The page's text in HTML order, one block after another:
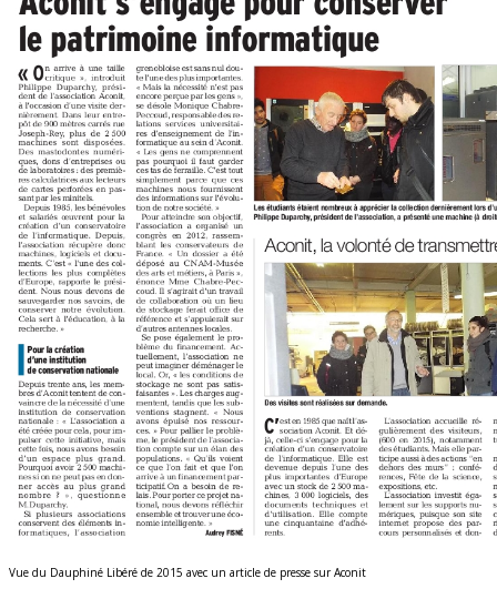
Vue du Dauphiné Libéré de 2015 avec un article de presse sur Aconit